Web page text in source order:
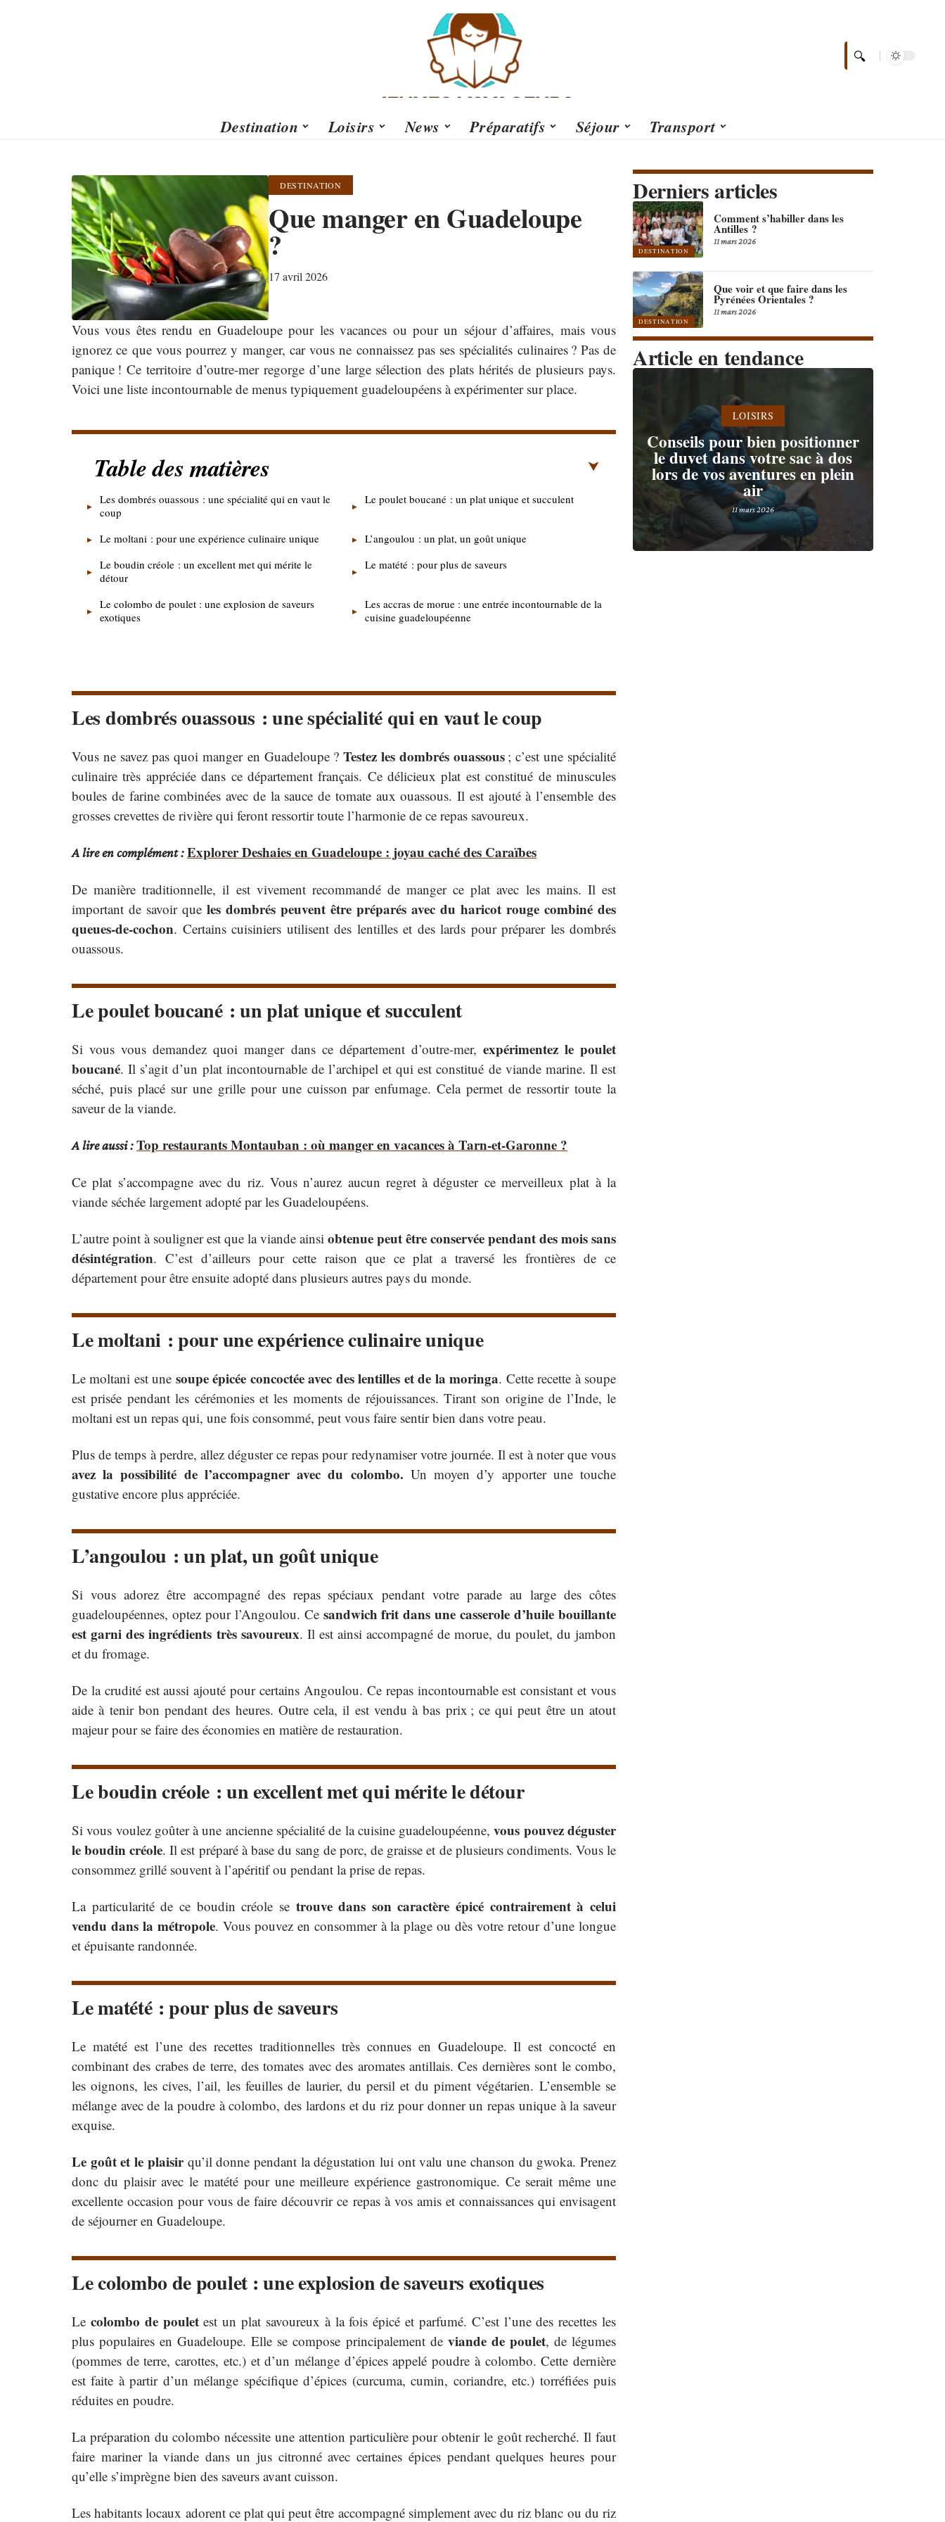
Destination Loisirs News Préparatifs Séjour Transport
DESTINATION
Que manger en Guadeloupe
?
17 avril 2026
Vous vous êtes rendu en Guadeloupe pour les vacances ou pour un séjour d’affaires, mais vous
ignorez ce que vous pourrez y manger, car vous ne connaissez pas ses spécialités culinaires ? Pas de
panique ! Ce territoire d’outre-mer regorge d’une large sélection des plats hérités de plusieurs pays.
Voici une liste incontournable de menus typiquement guadeloupéens à expérimenter sur place.
Table des matières
Les dombrés ouassous : une spécialité qui en vaut le
coup
Le poulet boucané : un plat unique et succulent
Le moltani : pour une expérience culinaire unique
L’angoulou : un plat, un goût unique
Le boudin créole : un excellent met qui mérite le
détour
Le matété : pour plus de saveurs
Le colombo de poulet : une explosion de saveurs
exotiques
Les accras de morue : une entrée incontournable de la
cuisine guadeloupéenne
Les dombrés ouassous : une spécialité qui en vaut le coup
Vous ne savez pas quoi manger en Guadeloupe ?Testez les dombrés ouassous ; c’est une spécialité
culinaire très appréciée dans ce département français. Ce délicieux plat est constitué de minuscules
boules de farine combinées avec de la sauce de tomate aux ouassous. Il est ajouté à l’ensemble des
grosses crevettes de rivière qui feront ressortir toute l’harmonie de ce repas savoureux.
A lire en complément : Explorer Deshaies en Guadeloupe : joyau caché des Caraïbes
De manière traditionnelle, il est vivement recommandé de manger ce plat avec les mains. Il est
important de savoir que les dombrés peuvent être préparés avec du haricot rouge combiné des
queues-de-cochon. Certains cuisiniers utilisent des lentilles et des lards pour préparer les dombrés
ouassous.
Le poulet boucané : un plat unique et succulent
Si vous vous demandez quoi manger dans ce département d’outre-mer, expérimentez le poulet
boucané. Il s’agit d’un plat incontournable de l’archipel et qui est constitué de viande marine. Il est
séché, puis placé sur une grille pour une cuisson par enfumage. Cela permet de ressortir toute la
saveur de la viande.
A lire aussi : Top restaurants Montauban : où manger en vacances à Tarn-et-Garonne ?
Ce plat s’accompagne avec du riz. Vous n’aurez aucun regret à déguster ce merveilleux plat à la
viande séchée largement adopté par les Guadeloupéens.
L’autre point à souligner est que la viande ainsi obtenue peut être conservée pendant des mois sans
désintégration. C’est d’ailleurs pour cette raison que ce plat a traversé les frontières de ce
département pour être ensuite adopté dans plusieurs autres pays du monde.
Le moltani : pour une expérience culinaire unique
Le moltani est une soupe épicée concoctée avec des lentilles et de la moringa. Cette recette à soupe
est prisée pendant les cérémonies et les moments de réjouissances. Tirant son origine de l’Inde, le
moltani est un repas qui, une fois consommé, peut vous faire sentir bien dans votre peau.
Plus de temps à perdre, allez déguster ce repas pour redynamiser votre journée. Il est à noter que vous
avez la possibilité de l’accompagner avec du colombo. Un moyen d’y apporter une touche
gustative encore plus appréciée.
L’angoulou : un plat, un goût unique
Si vous adorez être accompagné des repas spéciaux pendant votre parade au large des côtes
guadeloupéennes, optez pour l’Angoulou. Ce sandwich frit dans une casserole d’huile bouillante
est garni des ingrédients très savoureux. Il est ainsi accompagné de morue, du poulet, du jambon
et du fromage.
De la crudité est aussi ajouté pour certains Angoulou. Ce repas incontournable est consistant et vous
aide à tenir bon pendant des heures. Outre cela, il est vendu à bas prix ; ce qui peut être un atout
majeur pour se faire des économies en matière de restauration.
Le boudin créole : un excellent met qui mérite le détour
Si vous voulez goûter à une ancienne spécialité de la cuisine guadeloupéenne,vous pouvez déguster
le boudin créole. Il est préparé à base du sang de porc, de graisse et de plusieurs condiments. Vous le
consommez grillé souvent à l’apéritif ou pendant la prise de repas.
La particularité de ce boudin créole se trouve dans son caractère épicé contrairement à celui
vendu dans la métropole. Vous pouvez en consommer à la plage ou dès votre retour d’une longue
et épuisante randonnée.
Le matété : pour plus de saveurs
Le matété est l’une des recettes traditionnelles très connues en Guadeloupe. Il est concocté en
combinant des crabes de terre, des tomates avec des aromates antillais. Ces dernières sont le combo,
les oignons, les cives, l’ail, les feuilles de laurier, du persil et du piment végétarien. L’ensemble se
mélange avec de la poudre à colombo, des lardons et du riz pour donner un repas unique à la saveur
exquise.
Le goût et le plaisir qu’il donne pendant la dégustation lui ont valu une chanson du gwoka. Prenez
donc du plaisir avec le matété pour une meilleure expérience gastronomique. Ce serait même une
excellente occasion pour vous de faire découvrir ce repas à vos amis et connaissances qui envisagent
de séjourner en Guadeloupe.
Le colombo de poulet : une explosion de saveurs exotiques
Le colombo de pouletest un plat savoureux à la fois épicé et parfumé. C’est l’une des recettes les
plus populaires en Guadeloupe. Elle se compose principalement de viande de poulet, de légumes
(pommes de terre, carottes, etc.) et d’un mélange d’épices appelé poudre à colombo. Cette dernière
est faite à partir d’un mélange spécifique d’épices (curcuma, cumin, coriandre, etc.) torréfiées puis
réduites en poudre.
La préparation du colombo nécessite une attention particulière pour obtenir le goût recherché. Il faut
faire mariner la viande dans un jus citronné avec certaines épices pendant quelques heures pour
qu’elle s’imprègne bien des saveurs avant cuisson.
Les habitants locaux adorent ce plat qui peut être accompagné simplement avec du riz blanc ou du riz
Derniers articles
DESTINATION
Comment s’habiller dans les
Antilles ?
11 mars 2026
DESTINATION
Que voir et que faire dans les
Pyrénées Orientales ?
11 mars 2026
Article en tendance
LOISIRS
Conseils pour bien positionner
le duvet dans votre sac à dos
lors de vos aventures en plein
air
11 mars 2026